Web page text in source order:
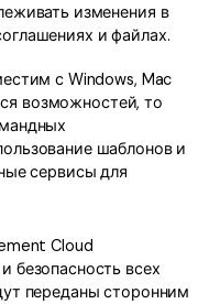
изменения в
и файлах.
с Windows, Mac
возможностей, то
шаблонов и
сервисы для
Cloud
безопасность всех
переданы сторонним